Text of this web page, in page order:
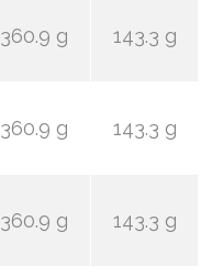
360.9 g 143.3 g
360.9 g 143.3 g
360.9 g 143.3 g